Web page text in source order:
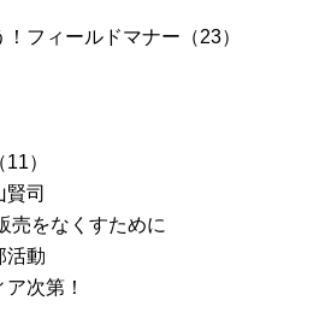
フィールドマナー（23）
）
司
売をなくすために
活動
次第！